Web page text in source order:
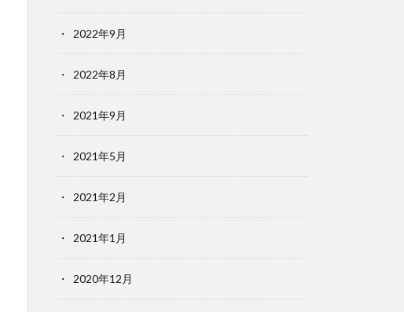
2022年9月
2022年8月
2021年9月
2021年5月
2021年2月
2021年1月
2020年12月